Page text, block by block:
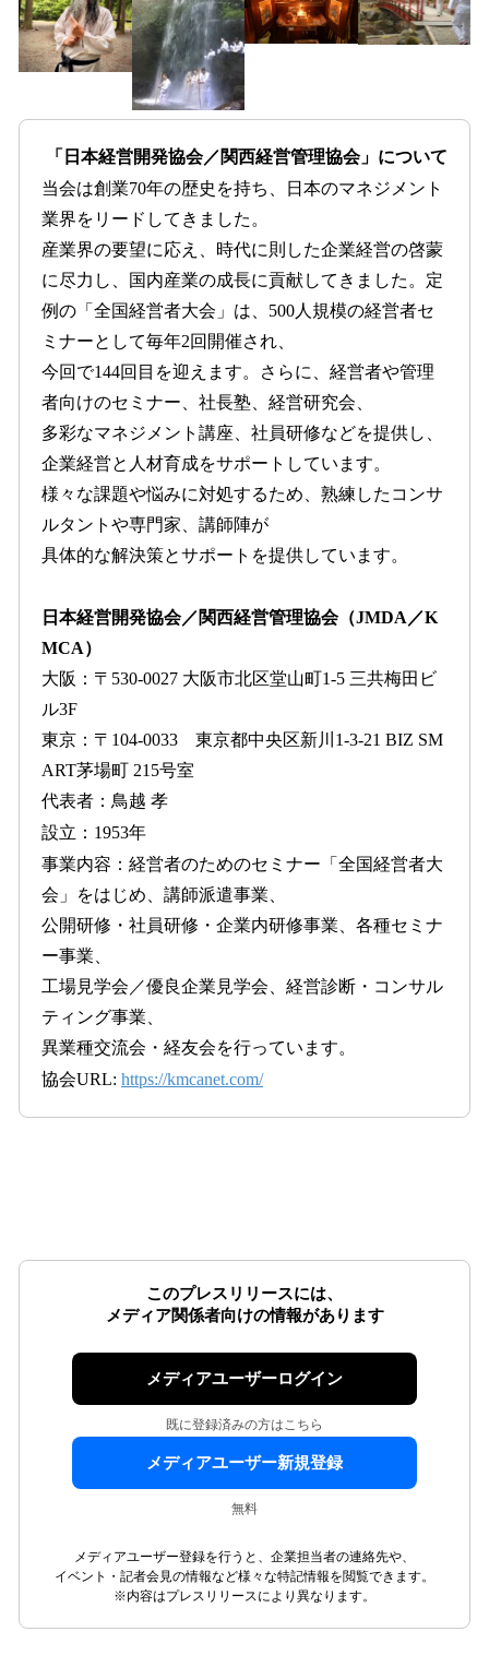
「日本経営開発協会／関西経営管理協会」について
当会は創業70年の歴史を持ち、日本のマネジメント
業界をリードしてきました。
産業界の要望に応え、時代に則した企業経営の啓蒙
に尽力し、国内産業の成長に貢献してきました。定
例の「全国経営者大会」は、500人規模の経営者セ
ミナーとして毎年2回開催され、
今回で144回目を迎えます。さらに、経営者や管理
者向けのセミナー、社長塾、経営研究会、
多彩なマネジメント講座、社員研修などを提供し、
企業経営と人材育成をサポートしています。
様々な課題や悩みに対処するため、熟練したコンサ
ルタントや専門家、講師陣が
具体的な解決策とサポートを提供しています。
日本経営開発協会／関西経営管理協会（JMDA／K
MCA）
大阪：〒530-0027 大阪市北区堂山町1-5 三共梅田ビ
ル3F
東京：〒104-0033 東京都中央区新川1-3-21 BIZ SM
ART茅場町 215号室
代表者：鳥越 孝
設立：1953年
事業内容：経営者のためのセミナー「全国経営者大
会」をはじめ、講師派遣事業、
公開研修・社員研修・企業内研修事業、各種セミナ
ー事業、
工場見学会／優良企業見学会、経営診断・コンサル
ティング事業、
異業種交流会・経友会を行っています。
協会URL: https://kmcanet.com/
このプレスリリースには、
メディア関係者向けの情報があります
メディアユーザーログイン
既に登録済みの方はこちら
メディアユーザー新規登録
無料
メディアユーザー登録を行うと、企業担当者の連絡先や、
イベント・記者会見の情報など様々な特記情報を閲覧できます。
※内容はプレスリリースにより異なります。